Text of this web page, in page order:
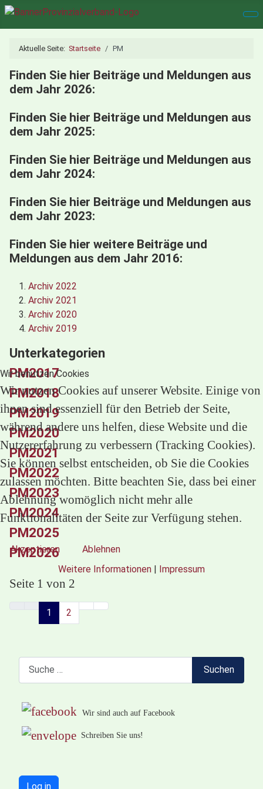
Aktuelle Seite: Startseite PM
Finden Sie hier Beiträge und Meldungen aus
dem Jahr 2026:
Finden Sie hier Beiträge und Meldungen aus
dem Jahr 2025:
Finden Sie hier Beiträge und Meldungen aus
dem Jahr 2024:
Finden Sie hier Beiträge und Meldungen aus
dem Jahr 2023:
Finden Sie hier weitere Beiträge und
Meldungen aus dem Jahr 2016:
Archiv 2022
Archiv 2021
Archiv 2020
Archiv 2019
Unterkategorien
PM2017
PM2018
PM2019
PM2020
PM2021
PM2022
PM2023
PM2024
PM2025
PM2026
Seite 1 von 2
1 2
Suchen
Wir sind auch auf Facebook
Schreiben Sie uns!
Log in
Wir benutzen Cookies
Wir nutzen Cookies auf unserer Website. Einige von
ihnen sind essenziell für den Betrieb der Seite,
während andere uns helfen, diese Website und die
Nutzererfahrung zu verbessern (Tracking Cookies).
Sie können selbst entscheiden, ob Sie die Cookies
zulassen möchten. Bitte beachten Sie, dass bei einer
Ablehnung womöglich nicht mehr alle
Funktionalitäten der Seite zur Verfügung stehen.
Akzeptieren
Ablehnen
Weitere Informationen | Impressum